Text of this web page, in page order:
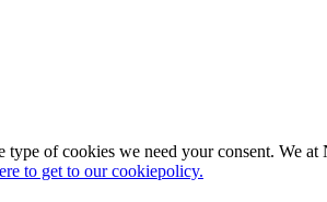
of cookies we need your consent. We
to get to our cookiepolicy.